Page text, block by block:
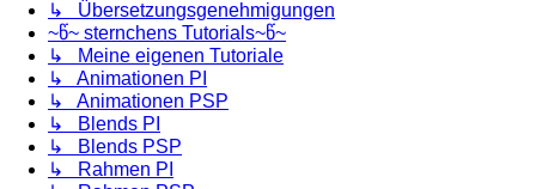
↳ Übersetzungsgenehmigungen
~წ~ sternchens Tutorials~წ~
↳ Meine eigenen Tutoriale
↳ Animationen PI
↳ Animationen PSP
↳ Blends PI
↳ Blends PSP
↳ Rahmen PI